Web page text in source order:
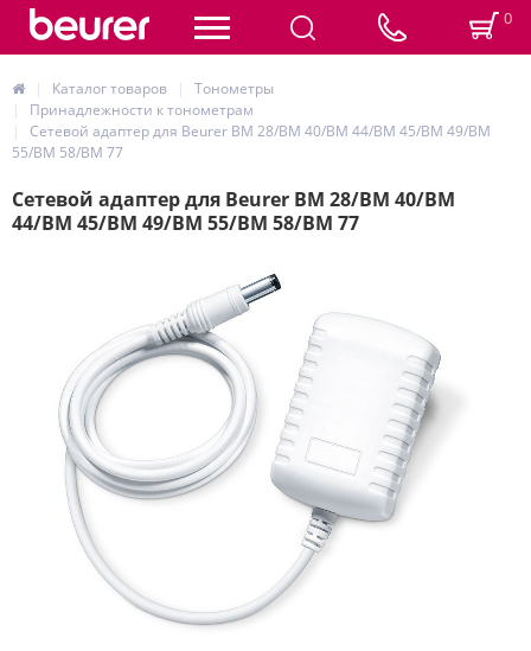
0
Каталог товаров
Тонометры
Принадлежности к тонометрам
Сетевой адаптер для Beurer BM 28/BM 40/BM 44/BM 45/BM 49/BM
55/BM 58/BM 77
Сетевой адаптер для Beurer BM 28/BM 40/BM
44/BM 45/BM 49/BM 55/BM 58/BM 77